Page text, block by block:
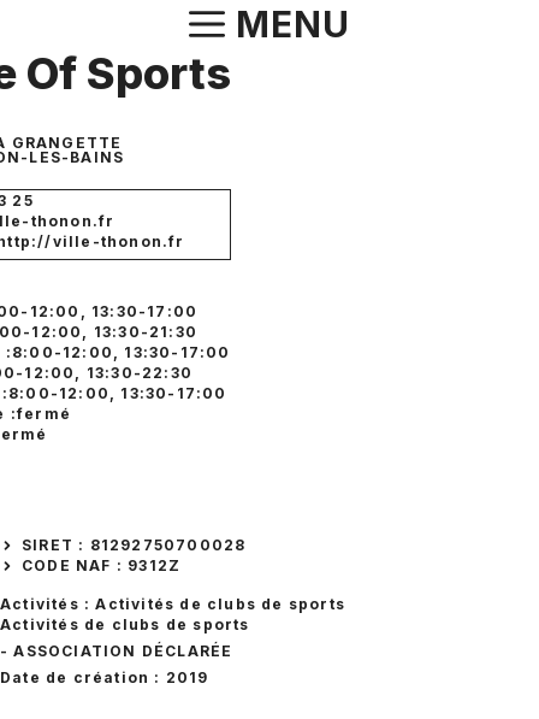
contenu
MENU
Of Sports
GRANGETTE
LES-BAINS
25
thonon.fr
ville-thonon.fr
12:00, 13:30-17:00
12:00, 13:30-21:30
12:00, 13:30-17:00
12:00, 13:30-22:30
12:00, 13:30-17:00
:fermé
SIRET : 81292750700028
CODE NAF : 9312Z
Activités : Activités de clubs de sports
Activités de clubs de sports
- ASSOCIATION DÉCLARÉE
Date de création : 2019